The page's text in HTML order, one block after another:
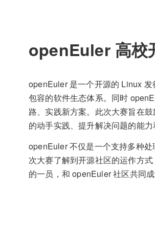
openEuler 高校
openEuler 是一个开源的 Linux
包容的软件生态体系。同时
路、实践新方案。此次大赛旨在
的动手实践、提升解决问题的能力
openEuler 不仅是一个支持多种
次大赛了解到开源社区的运作方
的一员，和 openEuler 社区共同成